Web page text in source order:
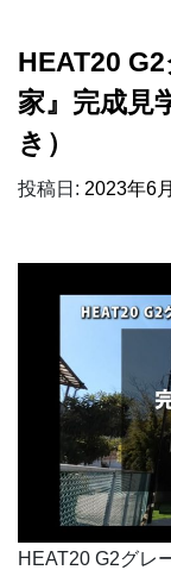
HEAT20
家』完成見
き）
投稿日: 2023年6
HEAT20 G2グレ